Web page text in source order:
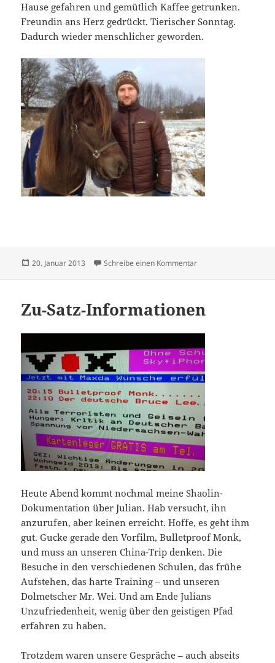
Hause gefahren und gemütlich Kaffee getrunken.
Freundin ans Herz gedrückt. Tierischer Sonntag.
Dadurch wieder menschlicher geworden.
Veröffentlicht
20. Januar 2013 Schreibe einen Kommentarzu Therapy
Zu-Satz-Informationen
Heute Abend kommt nochmal meine Shaolin-
Dokumentation über Julian. Hab versucht, ihn
anzurufen, aber keinen erreicht. Hoffe, es geht ihm
gut. Gucke gerade den Vorfilm, Bulletproof Monk,
und muss an unseren China-Trip denken. Die
Besuche in den verschiedenen Schulen, das frühe
Aufstehen, das harte Training – und unseren
Dolmetscher Mr. Wei. Und am Ende Julians
Unzufriedenheit, wenig über den geistigen Pfad
erfahren zu haben.
Trotzdem waren unsere Gespräche – auch abseits